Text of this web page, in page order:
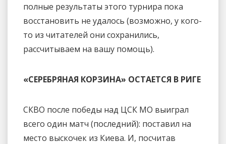
полные результаты этого турнира пока
восстановить не удалось (возможно, у кого-
то из читателей они сохранились,
рассчитываем на вашу помощь).
«СЕРЕБРЯНАЯ КОРЗИНА» ОСТАЕТСЯ В РИГЕ
СКВО после победы над ЦСК МО выиграл
всего один матч (последний): поставил на
место выскочек из Киева. И, посчитав